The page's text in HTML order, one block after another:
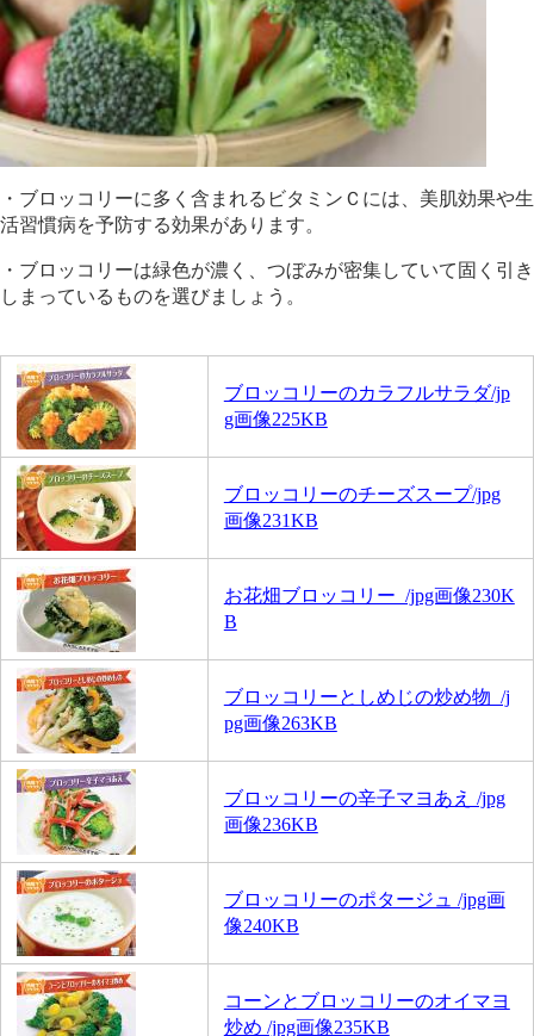
・ブロッコリーに多く含まれるビタミンＣには、美肌効果や生
活習慣病を予防する効果があります。
・ブロッコリーは緑色が濃く、つぼみが密集していて固く引き
しまっているものを選びましょう。
ブロッコリーのカラフルサラダ/jp
g画像225KB
ブロッコリーのチーズスープ/jpg
画像231KB
お花畑ブロッコリー /jpg画像230K
B
ブロッコリーとしめじの炒め物 /j
pg画像263KB
ブロッコリーの辛子マヨあえ /jpg
画像236KB
ブロッコリーのポタージュ /jpg画
像240KB
コーンとブロッコリーのオイマヨ
炒め /jpg画像235KB